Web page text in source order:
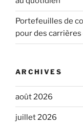
Portefeuilles de
pour des
ARCHIVES
août 2026
juillet 2026